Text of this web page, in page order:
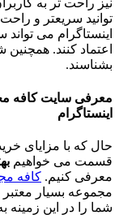
نیز راحت‌ تر به
توانید سریعتر و راحت‌
اینستاگرام می‌
اعتماد کنند.
بشناسند.
معرفی سایت کافه
اینستاگرام
حال که با مزایای
قسمت می‌ خواهیم
معرفی کنیم. کافه
مجموعه بسیار
شما را در این زمینه